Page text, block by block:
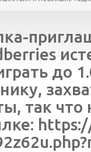
до
так что